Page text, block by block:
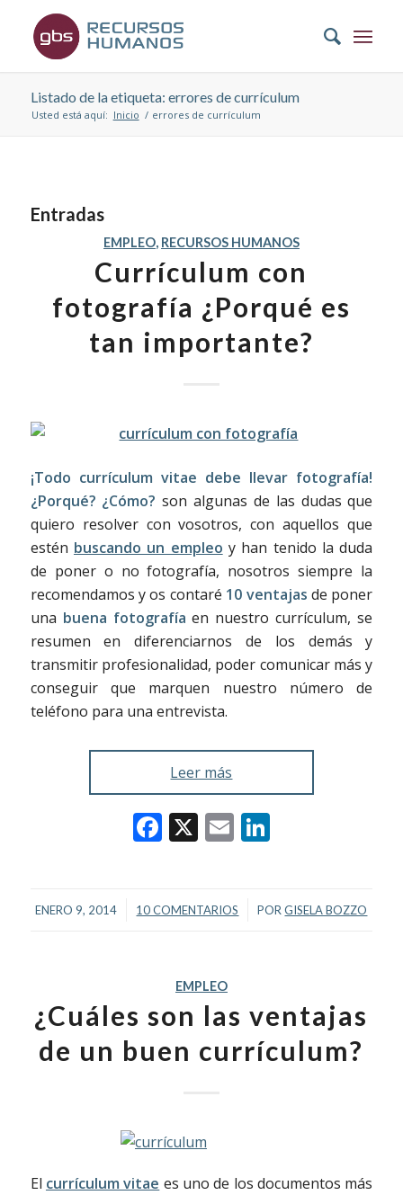
Listado de la etiqueta: errores de currículum
Usted está aquí: Inicio / errores de currículum
Entradas
EMPLEO, RECURSOS HUMANOS
Currículum con
fotografía ¿Porqué es
tan importante?
¡Todo currículum vitae debe llevar fotografía!
¿Porqué? ¿Cómo? son algunas de las dudas que
quiero resolver con vosotros, con aquellos que
estén buscando un empleo y han tenido la duda
de poner o no fotografía, nosotros siempre la
recomendamos y os contaré 10 ventajas de poner
una buena fotografía en nuestro currículum, se
resumen en diferenciarnos de los demás y
transmitir profesionalidad, poder comunicar más y
conseguir que marquen nuestro número de
teléfono para una entrevista.
Leer más
Facebook
X EmailLinkedIn
ENERO 9, 2014
/ 10 COMENTARIOS
/ PORGISELA BOZZO
EMPLEO
¿Cuáles son las ventajas
de un buen currículum?
El currículum vitae es uno de los documentos más